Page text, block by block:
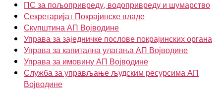
ПС за пољопривреду, водопривреду и шумарство
Секретаријат Покрајинске владе
Скупштина АП Војводине
Управа за заједничке послове покрајинских органа
Управа за капитална улагања АП Војводине
Управа за имовину АП Војводине
Служба за управљање људским ресурсима АП
Војводине